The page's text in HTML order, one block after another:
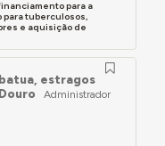
para a
para tuberculosos,
e aquisição de
estragos
Administrador